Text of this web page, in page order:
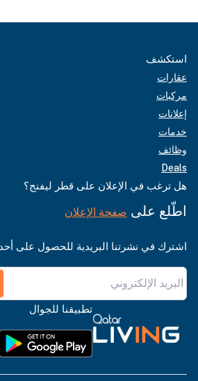
استكشف
عقارات
مركبات
إعلانات
خدمات
وظائف
Deals
هل ترغب في الإعلان على قطر ليفنج؟
اطّلع على صفحة الإعلان
اشترك في نشرتنا البريدية للحصول على
تطبيقنا للجوال